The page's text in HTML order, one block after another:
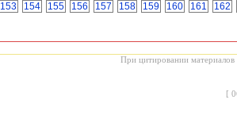
153 154 155 156 157 158 159 160 161 162
При цитировании материалов
[